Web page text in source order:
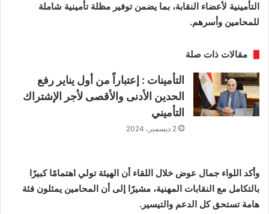
التأمينية لأعضاء النقابة، بما يضمن توفير مظلة تأمينية شاملة
للمحامين وأسرهم.
مقالات ذات صلة
التأمينات : إعتباراً من أول يناير رفع
الحدين الأدنى والأقصى لأجر الإشتراك
التأميني
2 ديسمبر، 2024
وأكد اللواء جمال عوض خلال اللقاء أن الهيئة تولي اهتمامًا كبيرًا
بالتكامل مع النقابات المهنية، مشيرًا إلى أن المحامين يمثلون فئة
هامة تستحق كل الدعم والتيسير.